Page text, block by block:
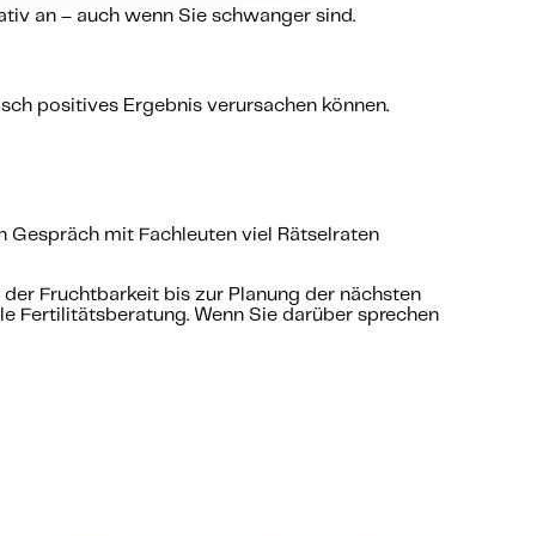
an – auch wenn Sie schwanger sind.
positives Ergebnis verursachen können.
Gespräch mit Fachleuten viel Rätselraten
Fruchtbarkeit bis zur Planung der nächsten
Fertilitätsberatung. Wenn Sie darüber sprechen